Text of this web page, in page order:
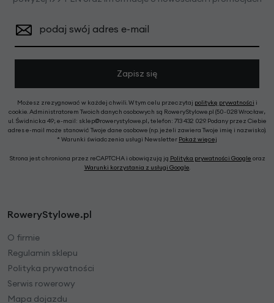
podaj swój adres e-mail
Zapisz się
Możesz zrezygnować w każdej chwili. W tym celu przeczytaj politykę prywatności i
cookie. Administratorem Twoich danych osobowych są RoweryStylowe.pl (50-028 Wrocław,
ul. Świdnicka 49; e-mail: sklep@rowerystylowe.pl, telefon: 713 432 029. Podany przez Ciebie
adres e-mail może stanowić Twoje dane osobowe (np. jeżeli zawiera Twoje imię i nazwisko).
* Warunki świadczenia usługi Newsletter Pokaż więcej
Strona jest chroniona przez reCAPTCHA i obowiązują ją Polityka prywatności Google oraz
Warunki korzystania z usługi Google.
RoweryStylowe.pl
O firmie
Regulamin sklepu
Polityka prywatności
Serwis rowerowy
Mapa dojazdu